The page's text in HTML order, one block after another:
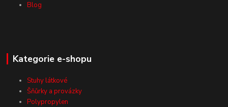
Blog
Kategorie e-shopu
Stuhy látkové
Šňůrky a provázky
Polypropylen